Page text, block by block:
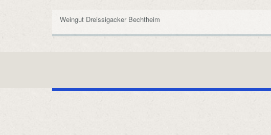
Weingut Dreissigacker Bechtheim